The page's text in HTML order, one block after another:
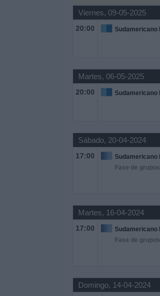
Viernes, 09-05-2025
20:00
Martes, 06-05-2025
20:00
Sábado, 20-04-2024
17:00
Fase de grupos
Martes, 16-04-2024
17:00
Fase de grupos
Domingo, 14-04-2024